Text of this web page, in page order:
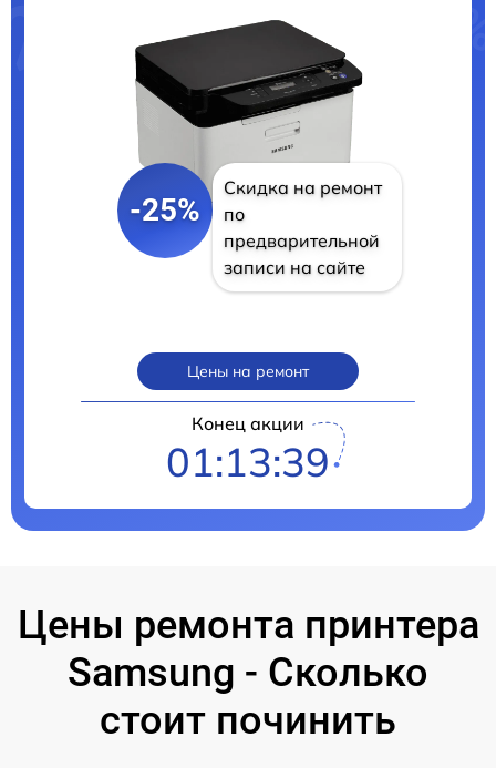
-25%
Скидка на ремонт
по
предварительной
записи на сайте
Цены на ремонт
Конец акции
01:13:38
Цены ремонта принтера
Samsung - Сколько
стоит починить